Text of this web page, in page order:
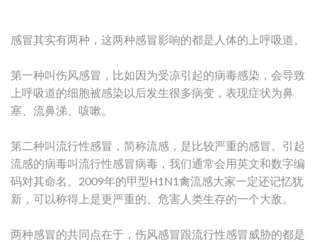
感冒其实有两种，这两种感冒影响的都是人体的上呼吸道。
第一种叫伤风感冒，比如因为受凉引起的病毒感染，会导致
上呼吸道的细胞被感染以后发生很多病变，表现症状为鼻
塞、流鼻涕、咳嗽。
第二种叫流行性感冒，简称流感，是比较严重的感冒。引起
流感的病毒叫流行性感冒病毒，我们通常会用英文和数字编
码对其命名。2009年的甲型H1N1禽流感大家一定还记忆犹
新，可以称得上是更严重的、危害人类生存的一个大敌。
两种感冒的共同点在于，伤风感冒跟流行性感冒威胁的都是